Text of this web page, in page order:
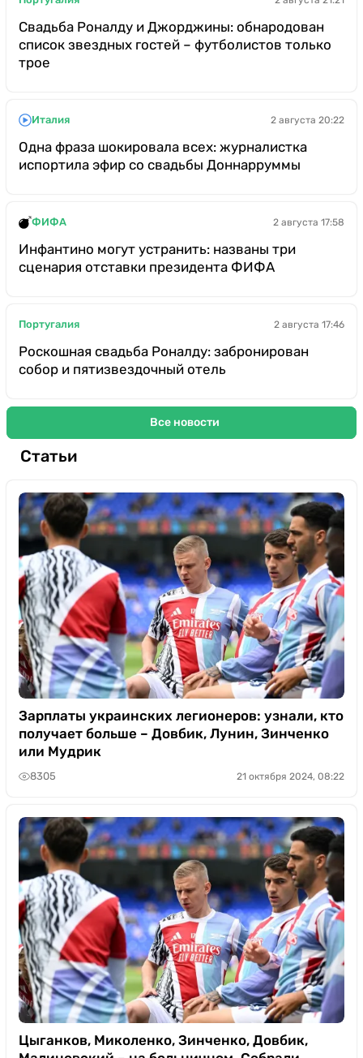
Свадьба Роналду и Джорджины: обнародован
список звездных гостей – футболистов только
трое
Италия 2 августа 20:22
Одна фраза шокировала всех: журналистка
испортила эфир со свадьбы Доннарруммы
ФИФА 2 августа 17:58
Инфантино могут устранить: названы три
сценария отставки президента ФИФА
Португалия 2 августа 17:46
Роскошная свадьба Роналду: забронирован
собор и пятизвездочный отель
Все новости
Статьи
Зарплаты украинских легионеров: узнали, кто
получает больше – Довбик, Лунин, Зинченко
или Мудрик
8305 21 октября 2024, 08:22
Цыганков, Миколенко, Зинченко, Довбик,